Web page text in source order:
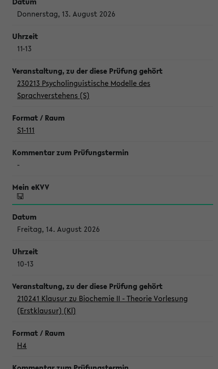
Donnerstag, 13. August 2026
11-13
230213 Psycholinguistische Modelle des
Sprachverstehens (S)
S1-111
-
Freitag, 14. August 2026
10-13
210241 Klausur zu Biochemie II - Theorie Vorlesung
(Erstklausur) (Kl)
H4